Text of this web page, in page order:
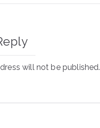
will not be published.